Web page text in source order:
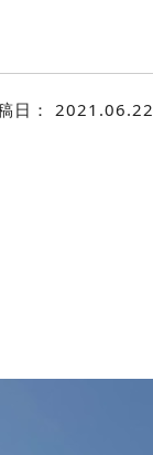
日： 2021.06.22